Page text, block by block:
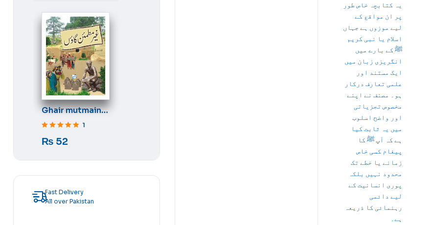
یہ کتابچہ خاص طور
پر ان مواقع کے
لیے موزوں ہے جہاں
اسلام یا نبی کریم
ﷺ کے بارے میں
انگریزی زبان میں
ایک مستند اور
علمی تعارف درکار
ہو۔ مصنف نے اپنے
مخصوص تجزیاتی
اور واضح اسلوب
میں یہ ثابت کیا
ہے کہ آپ ﷺ کا
پیغام کسی خاص
زمانے یا خطے تک
محدود نہیں بلکہ
پوری انسانیت کے
لیے دائمی
رہنمائی کا ذریعہ
ہے۔
Ghair mutmain
gaon
1
₨ 52
Fast Delivery
All over Pakistan